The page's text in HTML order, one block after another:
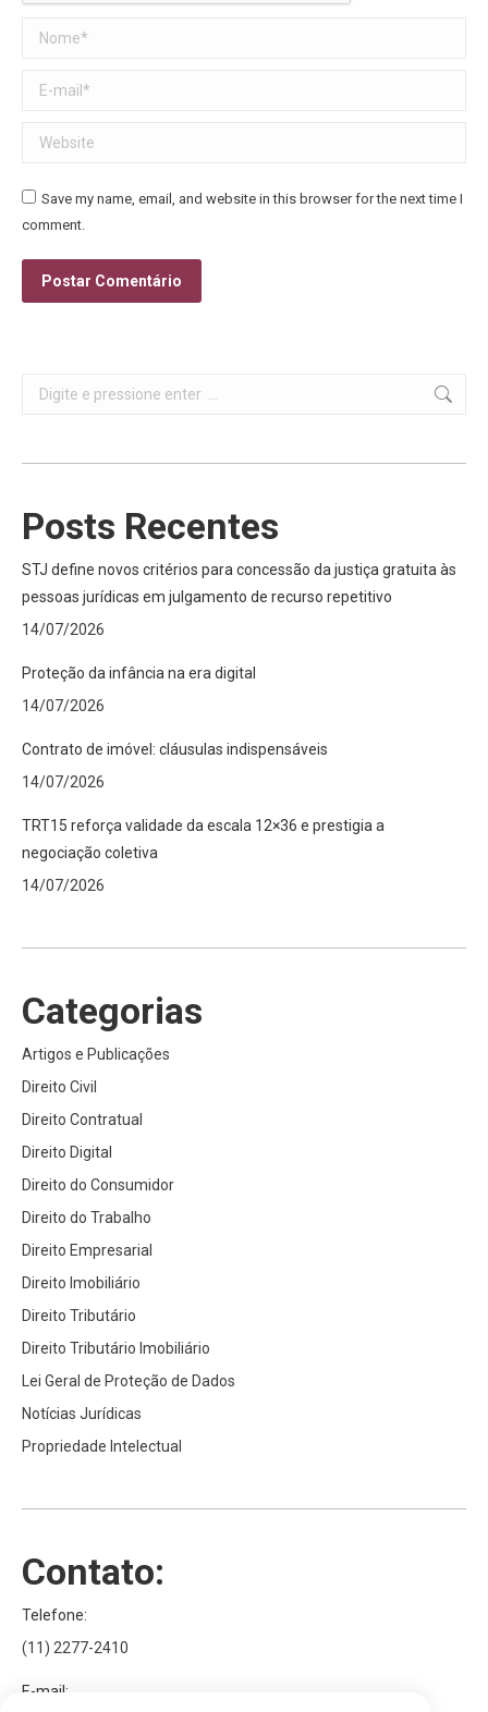
Nome *
E-mail *
Website
Save my name, email, and website in this browser for the next time I
comment.
Postar Comentário
Search:
Posts Recentes
STJ define novos critérios para concessão da justiça gratuita às
pessoas jurídicas em julgamento de recurso repetitivo
14/07/2026
Proteção da infância na era digital
14/07/2026
Contrato de imóvel: cláusulas indispensáveis
14/07/2026
TRT15 reforça validade da escala 12×36 e prestigia a
negociação coletiva
14/07/2026
Categorias
Artigos e Publicações
Direito Civil
Direito Contratual
Direito Digital
Direito do Consumidor
Direito do Trabalho
Direito Empresarial
Direito Imobiliário
Direito Tributário
Direito Tributário Imobiliário
Lei Geral de Proteção de Dados
Notícias Jurídicas
Propriedade Intelectual
Contato:
Telefone:
(11) 2277-2410
E-mail: